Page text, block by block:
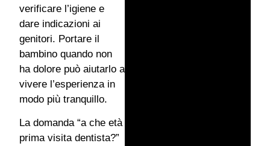
verificare l’igiene e
dare indicazioni ai
genitori. Portare il
bambino quando non
ha dolore può aiutarlo a
vivere l’esperienza in
modo più tranquillo.
La domanda “a che età
prima visita dentista?”